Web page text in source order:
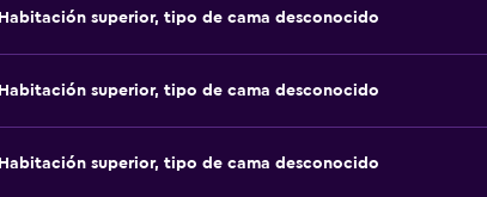
Habitación superior, tipo de cama desconocido
Habitación superior, tipo de cama desconocido
Habitación superior, tipo de cama desconocido